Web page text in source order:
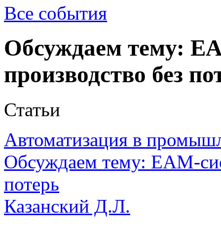
Все события
Обсуждаем тему:
производство без
Статьи
Автоматизация в
Обсуждаем тему: EAM-
потерь
Казанский Д.Л.